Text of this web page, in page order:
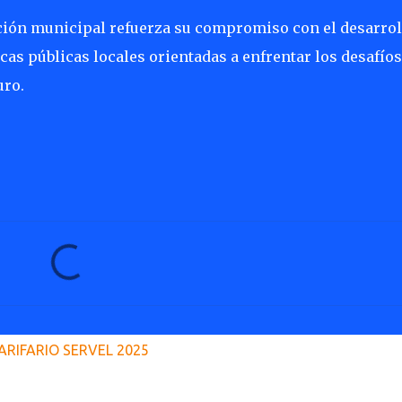
municipal refuerza su compromiso con el
públicas locales orientadas a enfrentar los desafíos
SERVEL 2025